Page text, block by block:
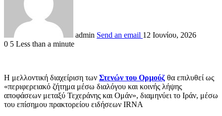
admin Send an email 12 Ιουνίου, 2026
0 5 Less than a minute
Η μελλοντική διαχείριση των Στενών του Ορμούζ θα επιλυθεί ως
«περιφερειακό ζήτημα μέσω διαλόγου και κοινής λήψης
αποφάσεων μεταξύ Τεχεράνης και Ομάν», διαμηνύει το Ιράν, μέσω
του επίσημου πρακτορείου ειδήσεων IRNA